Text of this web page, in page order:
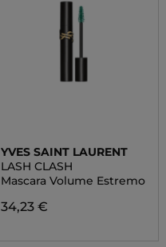
YVES SAINT LAURENT
LASH CLASH
Mascara Volume Estremo
34,23 €